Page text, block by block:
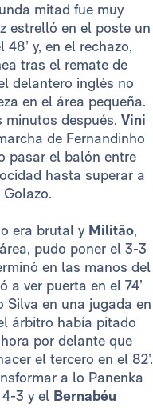
mitad fue muy
estrelló en el poste un
48’ y, en el rechazo,
tras el remate de
delantero inglés no
en el área pequeña.
después. Vini
de Fernandinho
pasar el balón entre
hasta superar a
era brutal y Militão,
pudo poner el 3-3
en las manos del
a ver puerta en el 74’
Silva en una jugada en
árbitro había pitado
por delante que
el tercero en el 82’.
a lo Panenka
3 y el Bernabéu